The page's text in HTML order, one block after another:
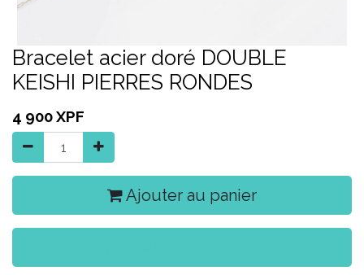
Bracelet acier doré DOUBLE
KEISHI PIERRES RONDES
4 900XPF
Ajouter au panier